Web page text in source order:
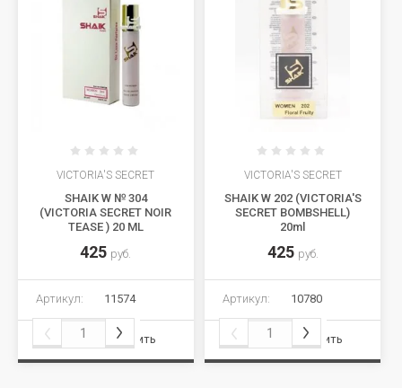
VICTORIA'S SECRET
SHAIK W № 304
(VICTORIA SECRET NOIR
TEASE ) 20 ML
425 руб.
Артикул: 11574
Сравнить
VICTORIA'S SECRET
SHAIK W 202 (VICTORIA'S
SECRET BOMBSHELL)
20ml
425 руб.
Артикул: 10780
Сравнить